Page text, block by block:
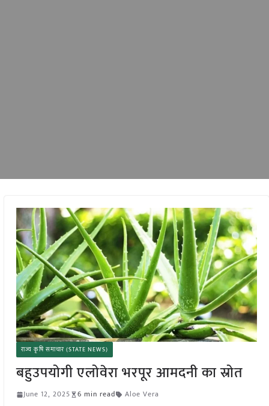
राज्य कृषि समाचार (STATE NEWS)
बहुउपयोगी एलोवेरा भरपूर आमदनी का स्रोत
June 12, 2025 6 min read Aloe Vera